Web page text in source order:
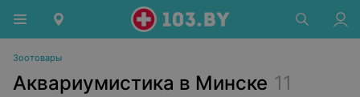
Зоотовары
Аквариумистика в Минске 11